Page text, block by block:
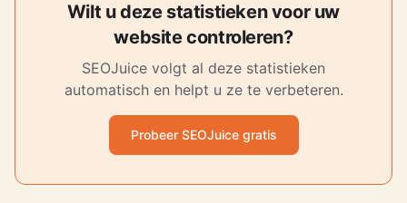
Wilt u deze statistieken voor uw
website controleren?
SEOJuice volgt al deze statistieken
automatisch en helpt u ze te verbeteren.
Probeer SEOJuice gratis